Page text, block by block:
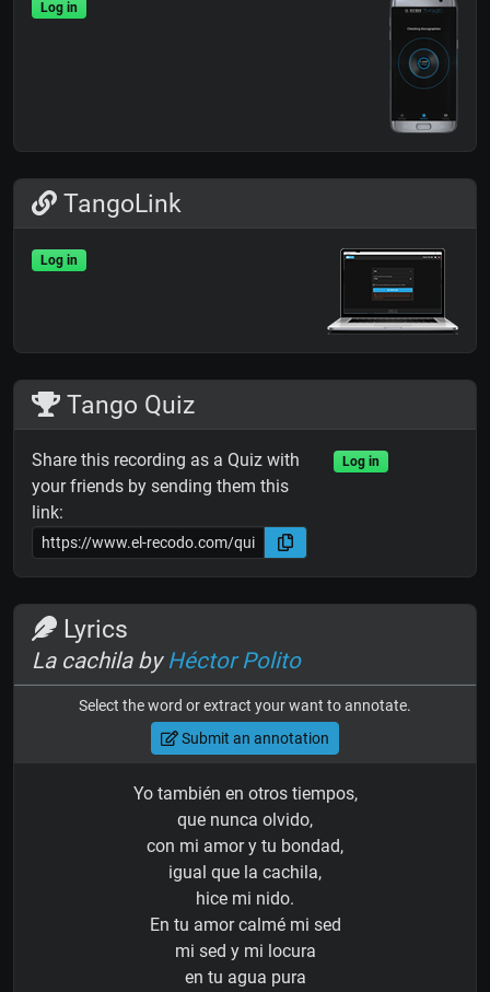
Log in
TangoLink
Log in
Tango Quiz
Share this recording as a Quiz with
your friends by sending them this
link:
Log in
Lyrics
La cachila byHéctor Polito
Select the word or extract your want to annotate.
Submit an annotation
Yo también en otros tiempos,
que nunca olvido,
con mi amor y tu bondad,
igual que la cachila,
hice mi nido.
En tu amor calmé mi sed
mi sed y mi locura
en tu agua pura